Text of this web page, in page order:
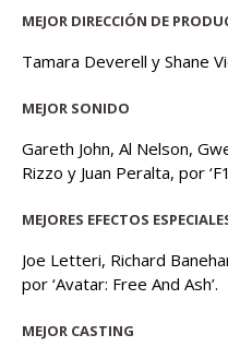
MEJOR DIRECCIÓN DE
Tamara Deverell y Shane
MEJOR SONIDO
Gareth John, Al Nelson,
Rizzo y Juan Peralta, por
MEJORES EFECTOS
Joe Letteri, Richard
por ‘Avatar: Free And Ash’.
MEJOR CASTING